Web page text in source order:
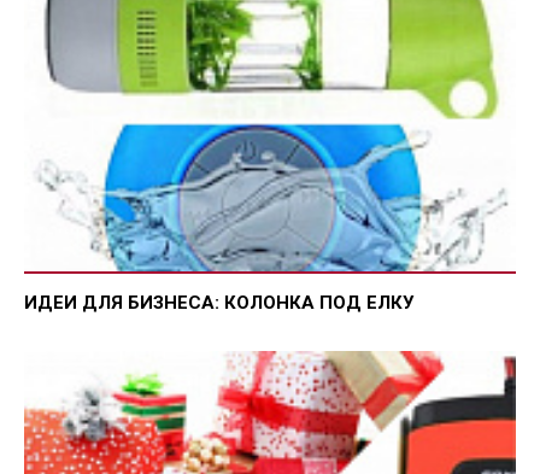
ИДЕИ ДЛЯ БИЗНЕСА: КОЛОНКА ПОД ЕЛКУ